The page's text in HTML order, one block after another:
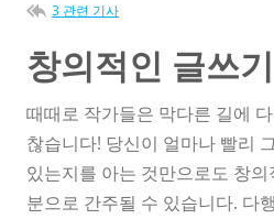
3 관련 기사
창의적인 글쓰
때때로 작가들은 막다른 길에
찮습니다! 당신이 얼마나 빨리
있는지를 아는 것만으로도 창
분으로 간주될 수 있습니다. 다